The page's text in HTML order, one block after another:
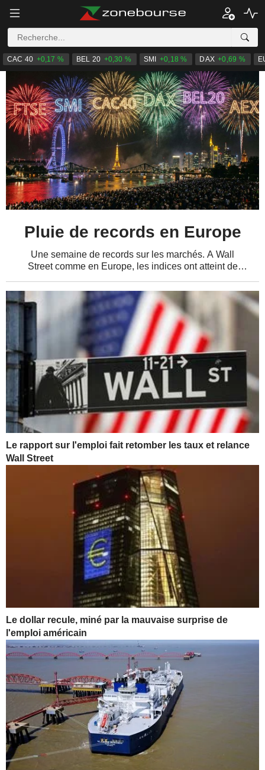
CAC 40 +0,17 % BEL 20 +0,30 % SMI +0,18 % DAX +0,69 %
Le rapport sur l'emploi fait retomber les taux et relance
Wall Street
Le dollar recule, miné par la mauvaise surprise de
l'emploi américain
Pluie de records en Europe
Une semaine de records sur les marchés. A Wall
Street comme en Europe, les indices ont atteint de
d'entreprises et une relative détente de la...